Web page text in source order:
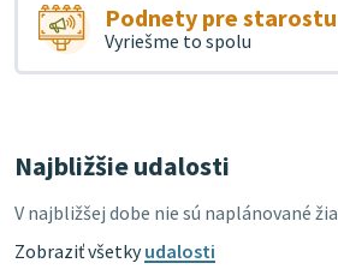
Podnety pre starostu
Vyriešme to spolu
Najbližšie udalosti
V najbližšej dobe nie sú naplánované
Zobraziť všetkyudalosti